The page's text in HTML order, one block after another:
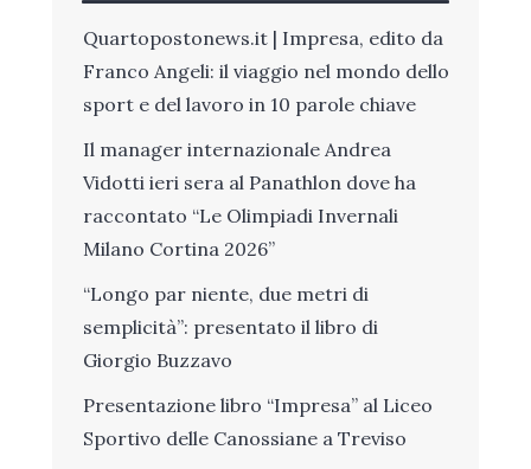
Quartopostonews.it | Impresa, edito da
Franco Angeli: il viaggio nel mondo dello
sport e del lavoro in 10 parole chiave
Il manager internazionale Andrea
Vidotti ieri sera al Panathlon dove ha
raccontato “Le Olimpiadi Invernali
Milano Cortina 2026”
“Longo par niente, due metri di
semplicità”: presentato il libro di
Giorgio Buzzavo
Presentazione libro “Impresa” al Liceo
Sportivo delle Canossiane a Treviso